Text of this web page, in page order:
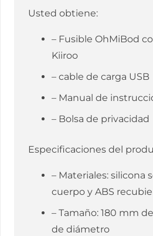
Usted obtiene:
– Fusible OhMiBod
Kiiroo
– cable de carga USB
– Manual de
– Bolsa de privacidad
Especificaciones del
– Materiales: silicona
cuerpo y ABS
– Tamaño: 180 mm
de diámetro